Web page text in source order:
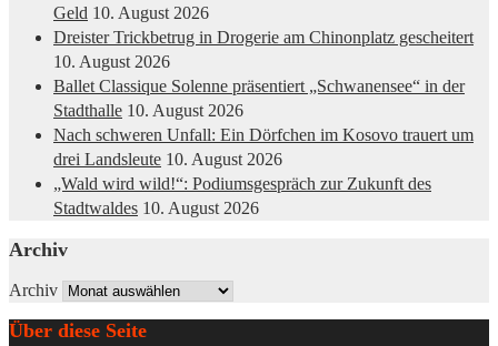
Geld 10. August 2026
Dreister Trickbetrug in Drogerie am Chinonplatz gescheitert
10. August 2026
Ballet Classique Solenne präsentiert „Schwanensee“ in der
Stadthalle 10. August 2026
Nach schweren Unfall: Ein Dörfchen im Kosovo trauert um
drei Landsleute 10. August 2026
„Wald wird wild!“: Podiumsgespräch zur Zukunft des
Stadtwaldes 10. August 2026
Archiv
Archiv
Über diese Seite